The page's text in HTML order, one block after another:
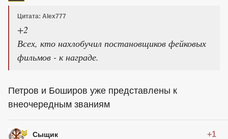
Цитата: Alex777
+2
Всех, кто нахлобучил постановщиков фейковых
фильмов - к награде.
Петров и Боширов уже представлены к
внеочередным званиям
Сыщик +1